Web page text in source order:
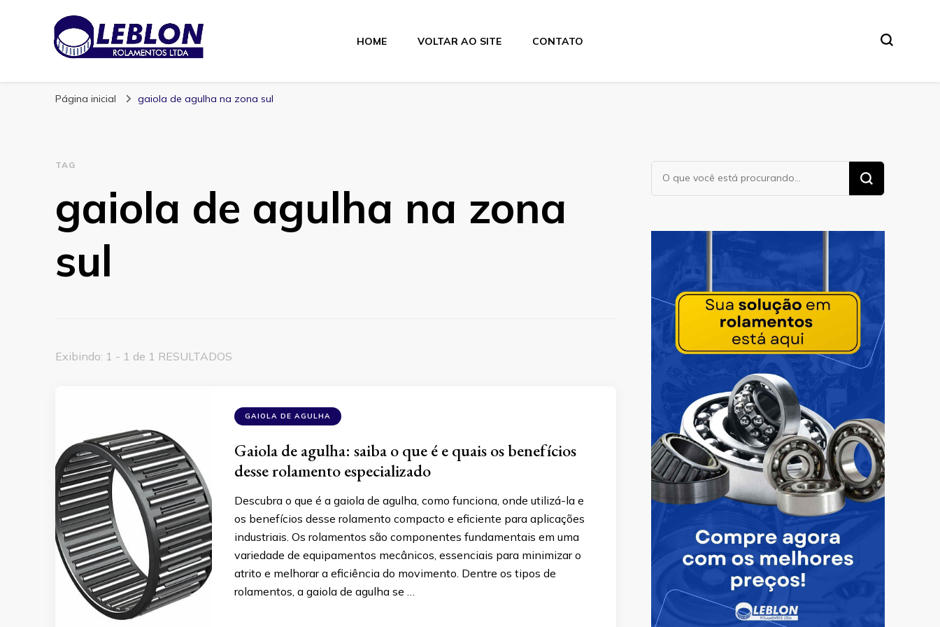
Blog | Leblon Rolamentos
HOME VOLTAR AO SITE CONTATO
Página inicial gaiola de agulha na zona sul
TAG
gaiola de agulha na zona
sul
Exibindo: 1 - 1 de 1 RESULTADOS
GAIOLA DE AGULHA
Gaiola de agulha: saiba o que é e quais os benefícios
desse rolamento especializado
Descubra o que é a gaiola de agulha, como funciona, onde utilizá-la e
os benefícios desse rolamento compacto e eficiente para aplicações
industriais. Os rolamentos são componentes fundamentais em uma
variedade de equipamentos mecânicos, essenciais para minimizar o
atrito e melhorar a eficiência do movimento. Dentre os tipos de
rolamentos, a gaiola de agulha se …
Procurando
algo?